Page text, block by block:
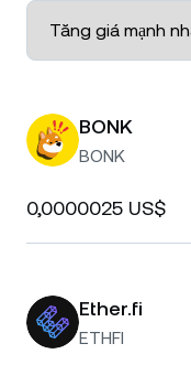
BONK
BONK
0,0000025 US$
Ether.fi
ETHFI